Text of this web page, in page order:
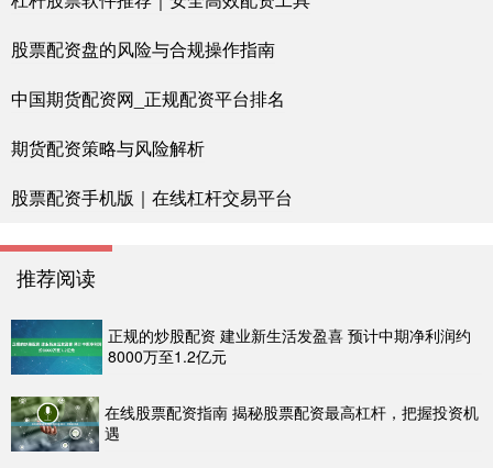
股票配资盘的风险与合规操作指南
中国期货配资网_正规配资平台排名
期货配资策略与风险解析
股票配资手机版｜在线杠杆交易平台
推荐阅读
正规的炒股配资 建业新生活发盈喜 预计中期净利润约
8000万至1.2亿元
在线股票配资指南 揭秘股票配资最高杠杆，把握投资机
遇